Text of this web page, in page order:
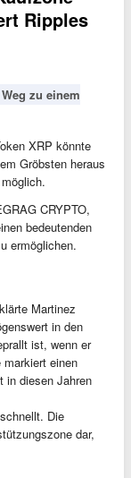
Ripples
zu einem
XRP könnte
Gröbsten heraus
CRYPTO,
bedeutenden
ermöglichen.
Martinez
in den
ist, wenn er
markiert einen
in diesen Jahren
Die
dar,